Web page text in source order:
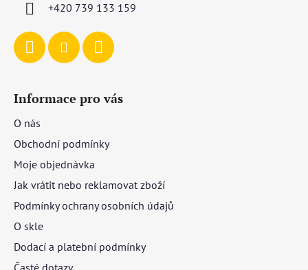
+420 739 133 159
Informace pro vás
O nás
Obchodní podmínky
Moje objednávka
Jak vrátit nebo reklamovat zboží
Podmínky ochrany osobních údajů
O skle
Dodací a platební podmínky